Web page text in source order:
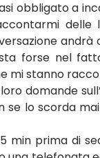
obbligato a
delle
andrà
forse nel
mi stanno
domande
se lo scorda
min prima di